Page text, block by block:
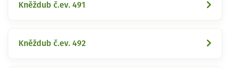
Kněždub č.ev. 491
Kněždub č.ev. 492